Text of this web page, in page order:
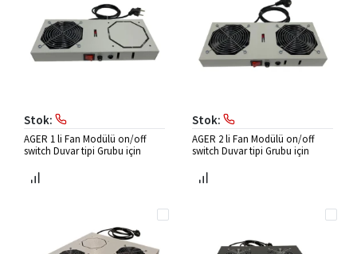
Stok:
AGER 1 li Fan Modülü on/off
switch Duvar tipi Grubu için
Stok:
AGER 2 li Fan Modülü on/off
switch Duvar tipi Grubu için